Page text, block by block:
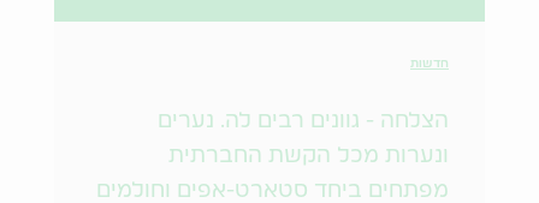
חדשות
הצלחה - גוונים רבים לה. נערים
ונערות מכל הקשת החברתית
מפתחים ביחד סטארט-אפים וחולמים